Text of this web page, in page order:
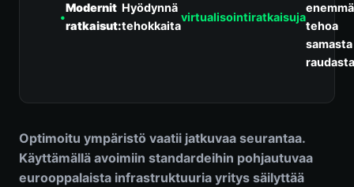
•
Modernit
ratkaisut:
Hyödynnä
tehokkaita
virtualisointiratkaisuja
tehoa
samasta
Optimoitu ympäristö vaatii jatkuvaa seurantaa.
Käyttämällä avoimiin standardeihin pohjautuvaa
eurooppalaista infrastruktuuria yritys säilyttää